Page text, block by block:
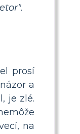
prosí
a
je zlé.
na